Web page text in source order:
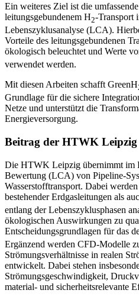
Ein weiteres Ziel ist die
leitungsgebundenem H2-Transport
Lebenszyklusanalyse (LCA).
Vorteile des leitungsgebundenen
ökologisch beleuchtet und Werte
verwendet werden.
Mit diesen Arbeiten schafft GreenH
Grundlage für die sichere
Netze und unterstützt die
Energieversorgung.
Beitrag der HTWK Leipzig
Die HTWK Leipzig übernimmt im
Bewertung (LCA) von Pipeline-
Wasserstofftransport. Dabei
bestehender Erdgasleitungen als
entlang der Lebenszyklusphasen
ökologischen Auswirkungen zu
Entscheidungsgrundlagen für das
Ergänzend werden CFD-Modelle
Strömungsverhältnisse in realen
entwickelt. Dabei stehen
Strömungsgeschwindigkeit,
material- und sicherheitsrelevante